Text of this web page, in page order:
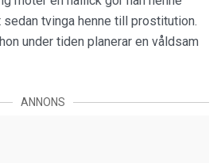
tvinga henne till prostitution.
under tiden planerar en våldsam
ANNONS